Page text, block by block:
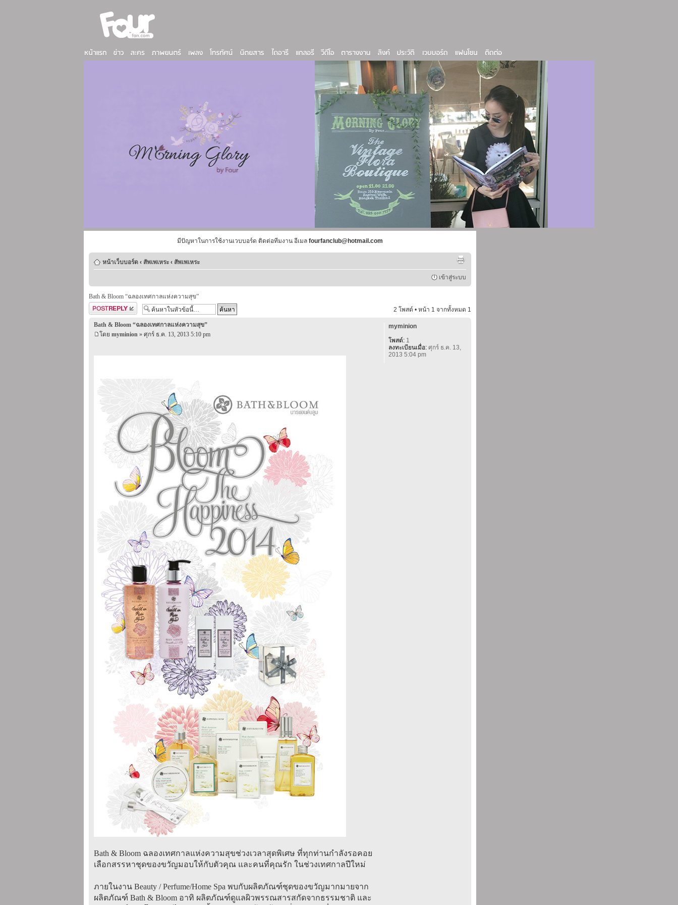
มีปัญหาในการใช้งานเวบบอร์ด ติดต่อทีมงาน อีเมล fourfanclub@hotmail.com
หน้าเว็บบอร์ด ‹ สัพเพเหระ ‹ สัพเพเหระ
เข้าสู่ระบบ
Bath & Bloom “ฉลองเทศกาลแห่งความสุข”
ตอบกระทู้
2 โพสต์ • หน้า 1 จากทั้งหมด 1
Bath & Bloom “ฉลองเทศกาลแห่งความสุข”
โดย myminion » ศุกร์ ธ.ค. 13, 2013 5:10 pm
Bath & Bloom ฉลองเทศกาลแห่งความสุขช่วงเวลาสุดพิเศษ ที่ทุกท่านกำลังรอคอย
เลือกสรรหาชุดของขวัญมอบให้กับตัวคุณ และคนที่คุณรัก ในช่วงเทศกาลปีใหม่
ภายในงาน Beauty / Perfume/Home Spa พบกับผลิตภัณฑ์ชุดของขวัญมากมายจาก
ผลิตภัณฑ์ Bath & Bloom อาทิ ผลิตภัณฑ์ดูแลผิวพรรณสารสกัดจากธรรมชาติ และ
myminion
โพสต์:1
ลงทะเบียนเมื่อ:ศุกร์ ธ.ค. 13,
2013 5:04 pm